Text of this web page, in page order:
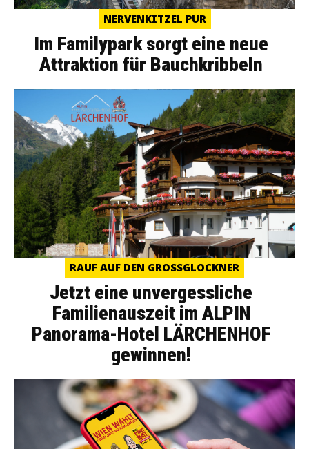
NERVENKITZEL PUR
Im Familypark sorgt eine neue
Attraktion für Bauchkribbeln
RAUF AUF DEN GROSSGLOCKNER
Jetzt eine unvergessliche
Familienauszeit im ALPIN
Panorama-Hotel LÄRCHENHOF
gewinnen!